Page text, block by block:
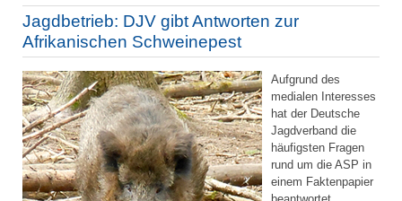
Jagdbetrieb: DJV gibt Antworten zur
Afrikanischen Schweinepest
Aufgrund des
medialen Interesses
hat der Deutsche
Jagdverband die
häufigsten Fragen
rund um die ASP in
einem Faktenpapier